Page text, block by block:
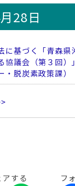
28日
に基づく「青森県
協議会（第３回）
脱炭素政策課）
する フ